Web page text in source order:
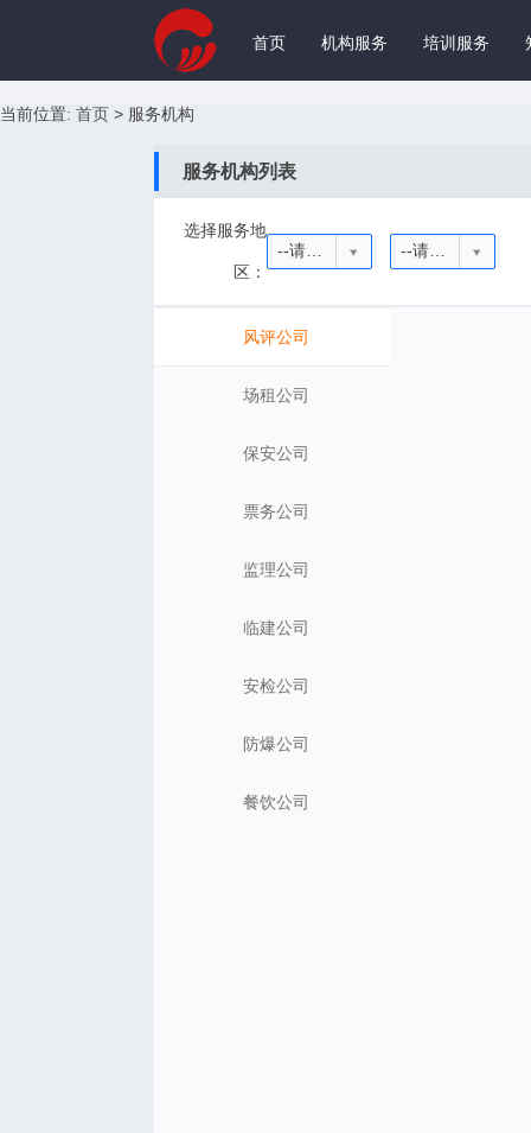
首页 机构服务 培训服务
当前位置: 首页 > 服务机构
服务机构列表
选择服务地
区：
--请选择省份-- --请选择城市--
风评公司
场租公司
保安公司
票务公司
监理公司
临建公司
安检公司
防爆公司
餐饮公司